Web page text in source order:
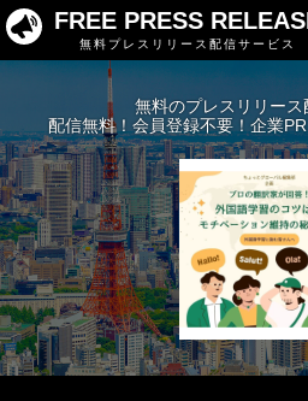
FREE PRESS
無料プレスリリース配信サービス
無料のプレスリリース
配信無料！会員登録不要！企業